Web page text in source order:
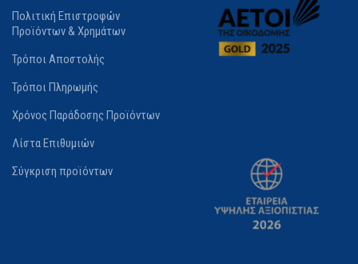
Πολιτική Επιστροφών
Προϊόντων & Χρημάτων
Τρόποι Αποστολής
Τρόποι Πληρωμής
Χρόνος Παράδοσης Προϊόντων
Λίστα Επιθυμιών
Σύγκριση προϊόντων